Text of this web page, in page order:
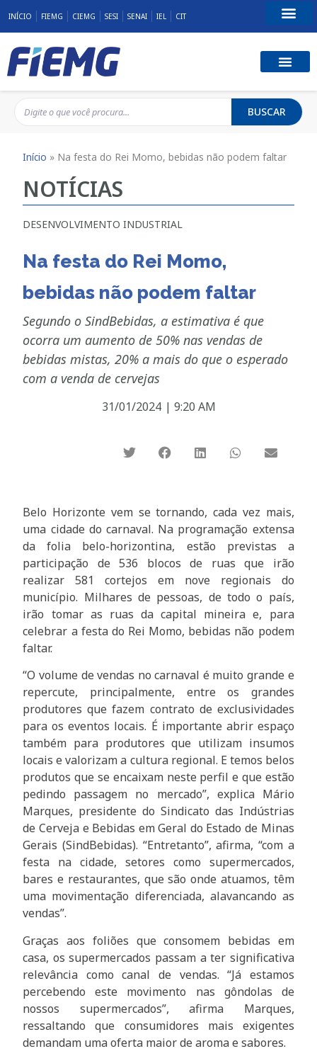
INÍCIO FIEMG CIEMG SESI SENAI IEL CIT
BUSCAR
Início » Na festa do Rei Momo, bebidas não podem faltar
NOTÍCIAS
DESENVOLVIMENTO INDUSTRIAL
Na festa do Rei Momo,
bebidas não podem faltar
Segundo o SindBebidas, a estimativa é que
ocorra um aumento de 50% nas vendas de
bebidas mistas, 20% a mais do que o esperado
com a venda de cervejas
31/01/2024 | 9:20 AM
Belo Horizonte vem se tornando, cada vez mais,
uma cidade do carnaval. Na programação extensa
da folia belo-horizontina, estão previstas a
participação de 536 blocos de ruas que irão
realizar 581 cortejos em nove regionais do
município. Milhares de pessoas, de todo o país,
irão tomar as ruas da capital mineira e, para
celebrar a festa do Rei Momo, bebidas não podem
faltar.
“O volume de vendas no carnaval é muito grande e
repercute, principalmente, entre os grandes
produtores que fazem contrato de exclusividades
para os eventos locais. É importante abrir espaço
também para produtores que utilizam insumos
locais e valorizam a cultura regional. E temos belos
produtos que se encaixam neste perfil e que estão
pedindo passagem no mercado”, explica Mário
Marques, presidente do Sindicato das Indústrias
de Cerveja e Bebidas em Geral do Estado de Minas
Gerais (SindBebidas). “Entretanto”, afirma, “com a
festa na cidade, setores como supermercados,
bares e restaurantes, que são onde atuamos, têm
uma movimentação diferenciada, alavancando as
vendas”.
Graças aos foliões que consomem bebidas em
casa, os supermercados passam a ter significativa
relevância como canal de vendas. “Já estamos
percebendo este movimento nas gôndolas de
nossos supermercados”, afirma Marques,
ressaltando que consumidores mais exigentes
demandam uma oferta maior de aroma e sabores.